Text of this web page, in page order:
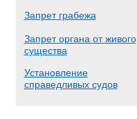
Запрет грабежа
Запрет органа от живого
существа
Установление
справедливых судов